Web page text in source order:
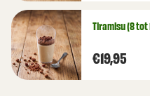
Tiramisu (8 tot
€19,95